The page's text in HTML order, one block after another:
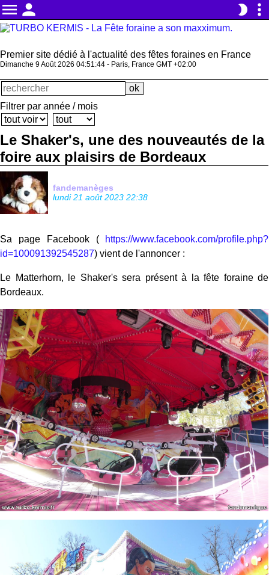
menu person brightness_2 more_vert
Premier site dédié à l'actualité des fêtes foraines en France
Dimanche 9 Août 2026 04:51:45 - Paris, France GMT +02:00
Filtrer par année / mois
Le Shaker's, une des nouveautés de la
foire aux plaisirs de Bordeaux
fandemanèges
lundi 21 août 2023 22:38
Sa page Facebook ( https://www.facebook.com/profile.php?
id=100091392545287) vient de l'annoncer :
Le Matterhorn, le Shaker's sera présent à la fête foraine de
Bordeaux.